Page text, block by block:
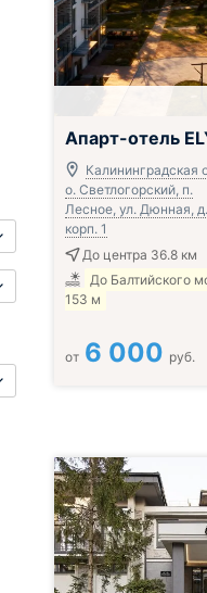
Апарт-отель
Калининградская
о. Светлогорский, п.
Лесное, ул. Дюнная,
корп. 1
До центра 36.8 км
До Балтийского
153 м
от 6 000 руб.